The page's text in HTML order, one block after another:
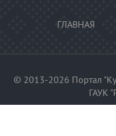
ГЛАВНАЯ
© 2013-2026 Портал
ГАУК